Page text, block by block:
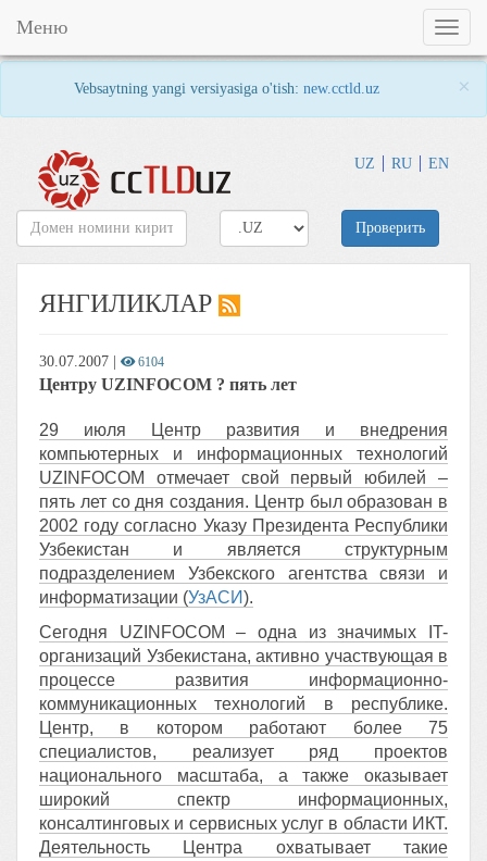
Vebsaytning yangi versiyasiga o'tish: new.cctld.uz ×
UZ RU EN
Toggle
Меню
Проверить
ЯНГИЛИКЛАР
30.07.2007 6104
Центру UZINFOCOM ? пять лет
29 июля Центр развития и внедрения
компьютерных и информационных технологий
UZINFOCOM отмечает свой первый юбилей –
пять лет со дня создания. Центр был образован в
2002 году согласно Указу Президента Республики
Узбекистан и является структурным
подразделением Узбекского агентства связи и
информатизации (УзАСИ).
Сегодня UZINFOCOM – одна из значимых IT-
организаций Узбекистана, активно участвующая в
процессе развития информационно-
коммуникационных технологий в республике.
Центр, в котором работают более 75
специалистов, реализует ряд проектов
национального масштаба, а также оказывает
широкий спектр информационных,
консалтинговых и сервисных услуг в области ИКТ.
Деятельность Центра охватывает такие